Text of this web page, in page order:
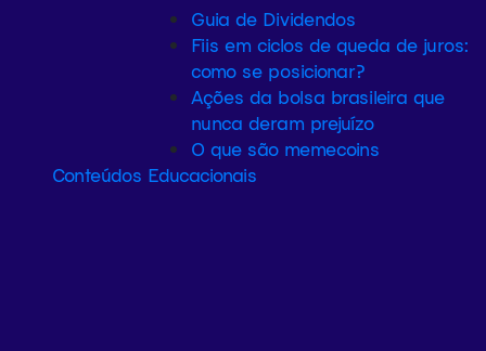
Guia de Dividendos
Fiis em ciclos de queda de juros:
como se posicionar?
Ações da bolsa brasileira que
nunca deram prejuízo
O que são memecoins
Conteúdos Educacionais